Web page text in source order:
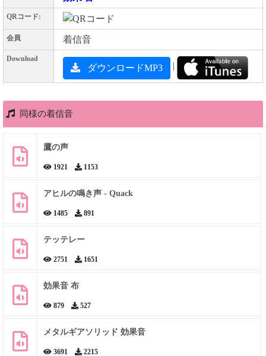
QRコード:
会員 着信音
Download
ダウンロードMP3 |
同様の着信音
鷹の声
1921 1153
アヒルの鳴き声 - Quack
1485 891
テッテレー
2751 1651
効果音 布
879 527
メタルギアソリッド 効果音
3691 2215